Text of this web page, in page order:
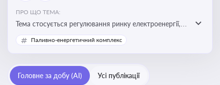
ПРО ЩО ТЕМА:
Тема стосується регулювання ринку електроенергії,
включаючи її виробництво, постачання та фінансові
стимули для відновлюваної енергетики
Паливно-енергетичний комплекс
Головне за добу (AI) Усі публікації